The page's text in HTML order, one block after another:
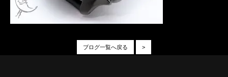
>
ブログ一覧へ戻る